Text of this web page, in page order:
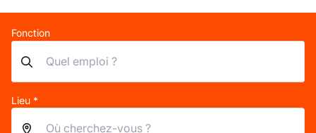
Fonction
Lieu *